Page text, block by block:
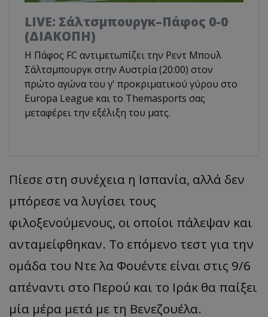
LIVE: Σάλτσμπουργκ–Πάφος 0-0
(ΔΙΑΚΟΠΗ)
Η Πάφος FC αντιμετωπίζει την Ρεντ Μπουλ
Σάλτσμπουργκ στην Αυστρία (20:00) στον
πρώτο αγώνα του γ' προκριματικού γύρου στο
Europa League και το Τhemasports σας
μεταφέρει την εξέλιξη του ματς.
Πίεσε στη συνέχεια η Ισπανία, αλλά δεν
μπόρεσε να λυγίσει τους
φιλοξενούμενους, οι οποίοι πάλεψαν και
ανταμείφθηκαν. Το επόμενο τεστ για την
ομάδα του Ντε λα Φουέντε είναι στις 9/6
απέναντι στο Περού και το Ιράκ θα παίξει
μία μέρα μετά με τη Βενεζουέλα.